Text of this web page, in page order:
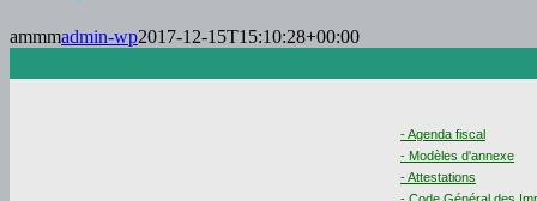
ammmadmin-wp2017-12-15T15:10:28+00:00
- Agenda fiscal
- Modèles d'annexe
- Attestations